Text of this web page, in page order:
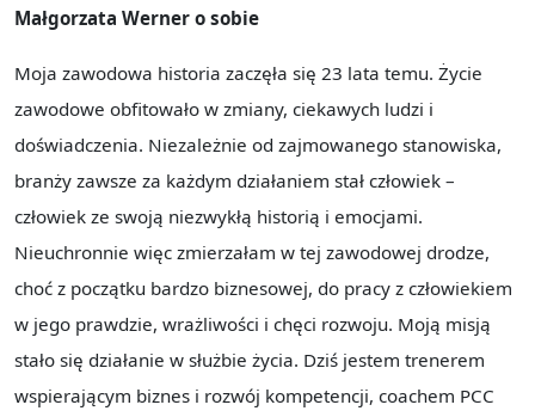
Małgorzata Werner o sobie
Moja zawodowa historia zaczęła się 23 lata temu. Życie
zawodowe obfitowało w zmiany, ciekawych ludzi i
doświadczenia. Niezależnie od zajmowanego stanowiska,
branży zawsze za każdym działaniem stał człowiek –
człowiek ze swoją niezwykłą historią i emocjami.
Nieuchronnie więc zmierzałam w tej zawodowej drodze,
choć z początku bardzo biznesowej, do pracy z człowiekiem
w jego prawdzie, wrażliwości i chęci rozwoju. Moją misją
stało się działanie w służbie życia. Dziś jestem trenerem
wspierającym biznes i rozwój kompetencji, coachem PCC